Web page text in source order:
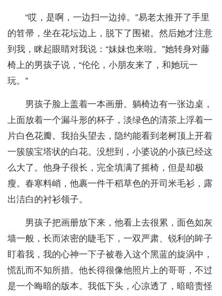
“哎，是啊，一边扫一边掉。”易老太推开了手里
的笤帚，坐在花坛边上，脱下了围裙。然后她才注意
到我，眯起眼睛对我说：“妹妹也来啦。”她转身对藤
椅上的男孩子说，“伦伦，小朋友来了，和她玩一
玩。”
男孩子脸上盖着一本画册。躺椅边有一张边桌，
上面放着一个漏斗形的杯子，淡绿色的清茶上浮着一
片白色花瓣。我抬头望去，隐约能看到老树顶上开着
一簇簇宝塔状的白花。没想到，小婆说的小孩已经这
么大了。他身子很长，完全填满了摇椅，但是却极
瘦。春寒料峭，他裹一件干稻草色的开司米毛衫，露
出洁白的衬衫领子。
男孩子把画册放下来，他看上去很累，面色如灰
墙一般，长而浓密的睫毛下，一双严肃、锐利的眸子
盯着我，我的心神一下子被卷入这个黑蓝的旋涡中，
慌乱而不知所措。他长得很像他照片上的哥哥，不过
是一个晦暗的版本。我低下头，心凉透了，暗暗责怪